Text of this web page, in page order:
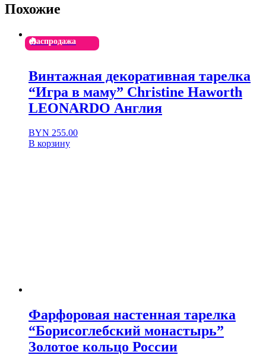
Похожие
Распродажа
Винтажная декоративная тарелка
“Игра в маму” Christine Haworth
LEONARDO Англия
Первоначальная
цена
BYN 255.00Текущая
В корзину
Фарфоровая настенная тарелка
“Борисоглебский монастырь”
Золотое кольцо России